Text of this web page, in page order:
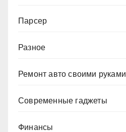
Парсер
Разное
Ремонт авто своими руками
Современные гаджеты
Финансы